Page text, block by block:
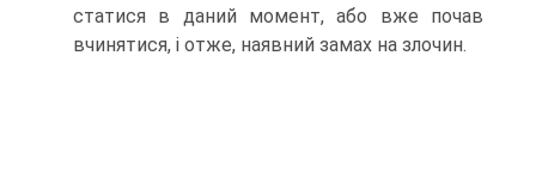
статися в даний момент, або вже почав
вчинятися, і отже, наявний замах на злочин.